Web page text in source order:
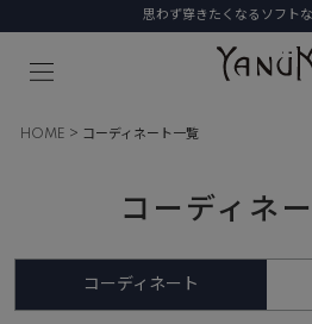
思わず穿きたくなるソフト
HOME コーディネート一覧
コーディネ
コーディネート